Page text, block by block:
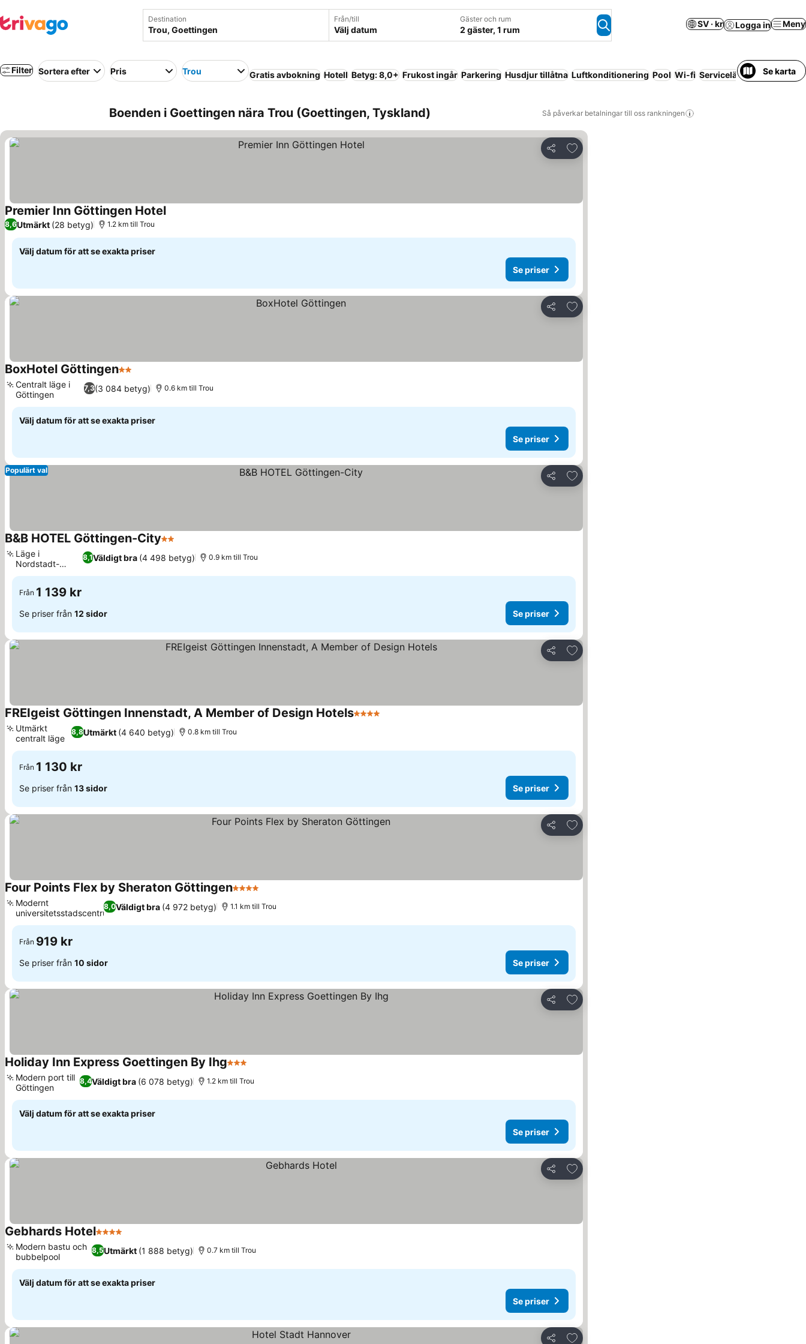
Destination Från/till
Välj datum
Gäster och rum
2 gäster, 1 rum
SV · kr Logga in Meny
Filter Sortera efter Pris Trou Gratis avbokning Hotell Betyg: 8,0+ Frukost ingår Parkering Husdjur tillåtna Luftkonditionering Pool Wi-fi Servicelägenhet Ingen
Se karta
Boenden i Goettingen nära Trou (Goettingen, Tyskland) Så påverkar betalningar till oss rankningen
Dela
Lägg till i Mina Favoriter
Premier Inn Göttingen HotelSe priser
8,6Utmärkt (28 betyg) 1.2 km till Trou
Välj datum för att se exakta priser
Se priser
Dela
Lägg till i Mina Favoriter
BoxHotel Göttingen2 Stjärnor
7,3(3 084 betyg)
Centralt läge i
Göttingen
0.6 km till Trou
Välj datum för att se exakta priser
Se priser
Dela
Lägg till i Mina Favoriter
Populärt val
B&B HOTEL Göttingen-City2 Stjärnor
8,1Väldigt bra (4 498 betyg)
Läge i
Nordstadt-
distriktet
0.9 km till Trou
Från 1 139 kr
Se priser från 12 sidor Se priser
Dela
Lägg till i Mina Favoriter
FREIgeist Göttingen Innenstadt, A Member of Design Hotels4 Stjärnor
8,8Utmärkt (4 640 betyg)
Utmärkt
centralt läge
0.8 km till Trou
Från 1 130 kr
Se priser från 13 sidor Se priser
Dela
Lägg till i Mina Favoriter
Four Points Flex by Sheraton Göttingen4 Stjärnor
8,0Väldigt bra (4 972 betyg)
Modernt
universitetsstadscentrum
1.1 km till Trou
Från 919 kr
Se priser från 10 sidor Se priser
Dela
Lägg till i Mina Favoriter
Holiday Inn Express Goettingen By Ihg3 Stjärnor
8,4Väldigt bra (6 078 betyg)
Modern port till
Göttingen
1.2 km till Trou
Välj datum för att se exakta priser
Se priser
Dela
Lägg till i Mina Favoriter
Gebhards Hotel4 Stjärnor
8,5Utmärkt (1 888 betyg)
Modern bastu och
bubbelpool
0.7 km till Trou
Välj datum för att se exakta priser
Se priser
Lägg till i Mina Favoriter